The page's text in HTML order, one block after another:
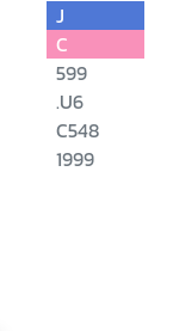
J
C
599
.U6
C548
1999